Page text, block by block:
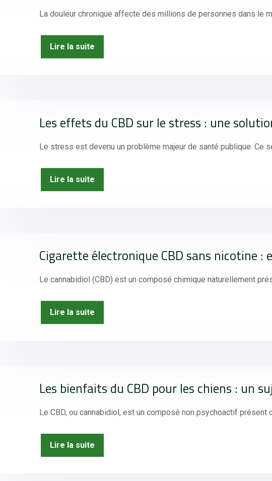
La douleur chronique affecte des millions de personnes dans le
Lire la suite
Les effets du CBD sur le stress : une
Le stress est devenu un problème majeur de santé publique. Ce
Lire la suite
Cigarette électronique CBD sans nicotine :
Le cannabidiol (CBD) est un composé chimique naturellement
Lire la suite
Les bienfaits du CBD pour les chiens : un
Le CBD, ou cannabidiol, est un composé non psychoactif
Lire la suite